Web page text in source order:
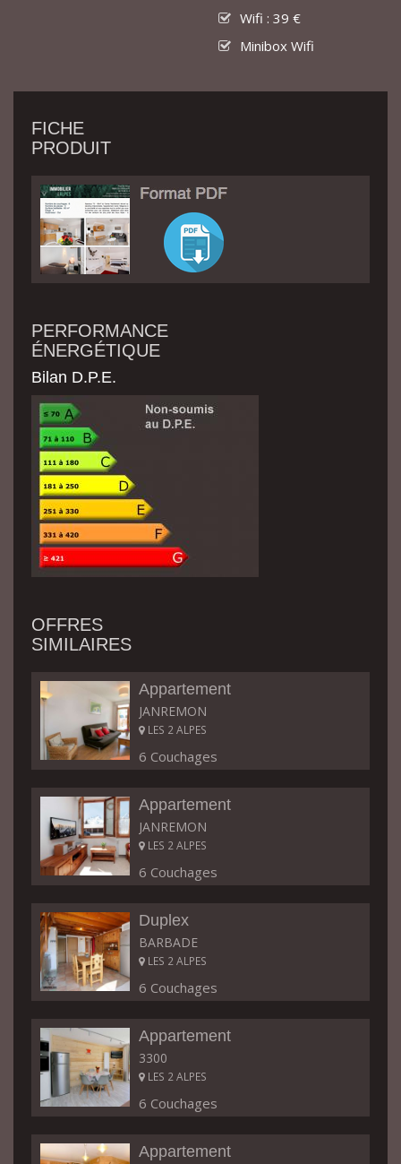
Wifi : 39 €
Minibox Wifi
FICHE
PRODUIT
PERFORMANCE
ÉNERGÉTIQUE
Bilan D.P.E.
OFFRES
SIMILAIRES
Appartement
JANREMON
LES 2 ALPES
6 Couchages
Appartement
JANREMON
LES 2 ALPES
6 Couchages
Duplex
BARBADE
LES 2 ALPES
6 Couchages
Appartement
3300
LES 2 ALPES
6 Couchages
Appartement